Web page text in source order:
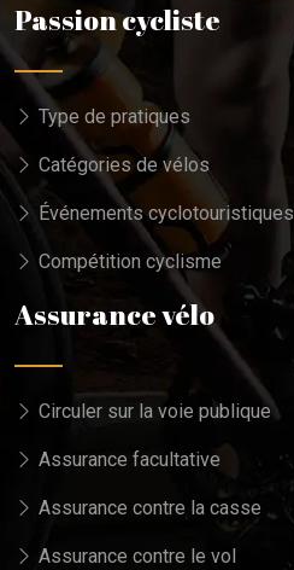
Passion cycliste
Type de pratiques
Catégories de vélos
Événements cyclotouristiques
Compétition cyclisme
Assurance vélo
Circuler sur la voie publique
Assurance facultative
Assurance contre la casse
Assurance contre le vol